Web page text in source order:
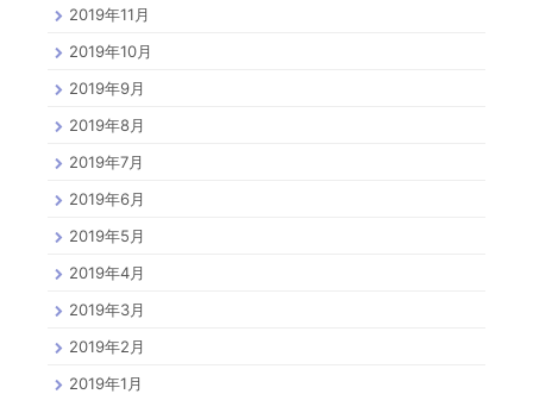
2019年11月
2019年10月
2019年9月
2019年8月
2019年7月
2019年6月
2019年5月
2019年4月
2019年3月
2019年2月
2019年1月